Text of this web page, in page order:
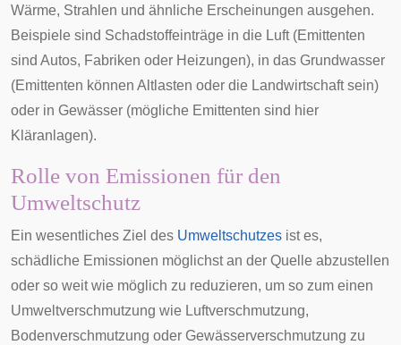
Wärme, Strahlen und ähnliche Erscheinungen ausgehen.
Beispiele sind Schadstoffeinträge in die Luft (Emittenten
sind Autos, Fabriken oder Heizungen), in das Grundwasser
(Emittenten können Altlasten oder die Landwirtschaft sein)
oder in Gewässer (mögliche Emittenten sind hier
Kläranlagen).
Rolle von Emissionen für den
Umweltschutz
Ein wesentliches Ziel des Umweltschutzes ist es,
schädliche Emissionen möglichst an der Quelle abzustellen
oder so weit wie möglich zu reduzieren, um so zum einen
Umweltverschmutzung wie Luftverschmutzung,
Bodenverschmutzung oder Gewässerverschmutzung zu